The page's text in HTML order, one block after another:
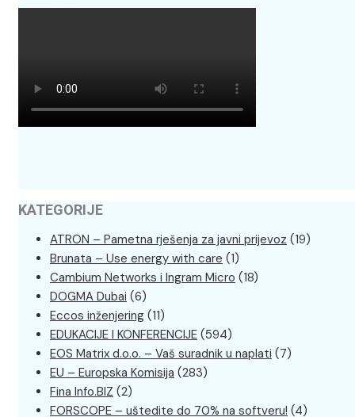
KATEGORIJE
ATRON – Pametna rješenja za javni prijevoz (19)
Brunata – Use energy with care (1)
Cambium Networks i Ingram Micro (18)
DOGMA Dubai (6)
Eccos inženjering (11)
EDUKACIJE I KONFERENCIJE (594)
EOS Matrix d.o.o. – Vaš suradnik u naplati (7)
EU – Europska Komisija (283)
Fina Info.BIZ (2)
FORSCOPE – uštedite do 70% na softveru! (4)